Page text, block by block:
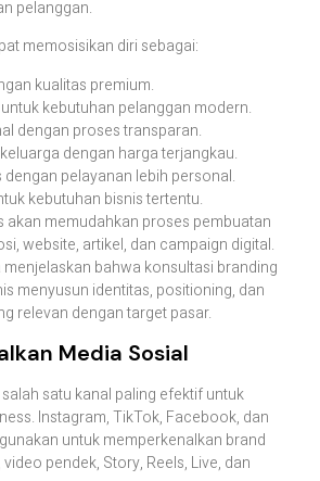
pelanggan.
memosisikan diri sebagai:
kualitas premium.
kebutuhan pelanggan modern.
dengan proses transparan.
dengan harga terjangkau.
dengan pelayanan lebih personal.
kebutuhan bisnis tertentu.
akan memudahkan proses pembuatan
website, artikel, dan campaign digital.
bahwa konsultasi branding
menyusun identitas, positioning, dan
relevan dengan target pasar.
Media Sosial
satu kanal paling efektif untuk
Instagram, TikTok, Facebook, dan
untuk memperkenalkan brand
pendek, Story, Reels, Live, dan